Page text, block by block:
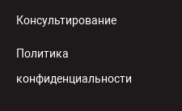
Консультирование
Политика
конфиденциальности